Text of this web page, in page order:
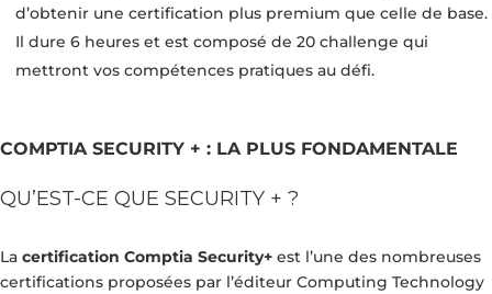
d’obtenir une certification plus premium que celle de base.
Il dure 6 heures et est composé de 20 challenge qui
mettront vos compétences pratiques au défi.
COMPTIA SECURITY + : LA PLUS FONDAMENTALE
QU’EST-CE QUE SECURITY + ?
La certification Comptia Security+ est l’une des nombreuses
certifications proposées par l’éditeur Computing Technology